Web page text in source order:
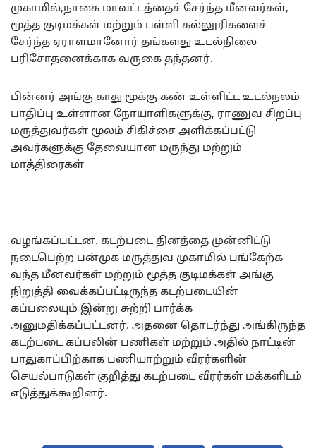
முகாமில்,நாகை மாவட்டத்தைச் சேர்ந்த மீனவர்கள்,
மூத்த குடிமக்கள் மற்றும் பள்ளி கல்லூரிகளைச்
சேர்ந்த ஏராளமானோர் தங்களது உடல்நிலை
பரிசோதனைக்காக வருகை தந்தனர்.
பின்னர் அங்கு காது மூக்கு கண் உள்ளிட்ட உடல்நலம்
பாதிப்பு உள்ளான நோயாளிகளுக்கு, ராணுவ சிறப்பு
மருத்துவர்கள் மூலம் சிகிச்சை அளிக்கப்பட்டு
அவர்களுக்கு தேவையான மருந்து மற்றும்
மாத்திரைகள்
வழங்கப்பட்டன. கடற்படை தினத்தை முன்னிட்டு
நடைபெற்ற பன்முக மருத்துவ முகாமில் பங்கேற்க
வந்த மீனவர்கள் மற்றும் மூத்த குடிமக்கள் அங்கு
நிறுத்தி வைக்கப்பட்டிருந்த கடற்படையின்
கப்பலையும் இன்று சுற்றி பார்க்க
அனுமதிக்கப்பட்டனர். அதனை தொடர்ந்து அங்கிருந்த
கடற்படை கப்பலின் பணிகள் மற்றும் அதில் நாட்டின்
பாதுகாப்பிற்காக பணியாற்றும் வீரர்களின்
செயல்பாடுகள் குறித்து கடற்படை வீரர்கள் மக்களிடம்
எடுத்துக்கூறினர்.